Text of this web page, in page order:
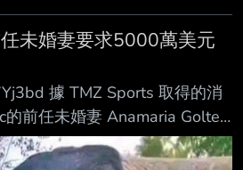
手時共同財產分割 完全比照
雙方分割同居期間累積財富 依
約 她可以分的錢 可比洛杉磯
洛杉磯打扶養費 頂到天了不起
在NBA至2025年合約總值 大
抓50% 稅後實拿1.2億，對半
未婚妻要求5000萬美元
據 TMZ Sports 取得的消
的前任未婚妻 Anamaria Goltes
能夠以和平、友好的方式解決
TMZ Sports 獲悉，她已將這場